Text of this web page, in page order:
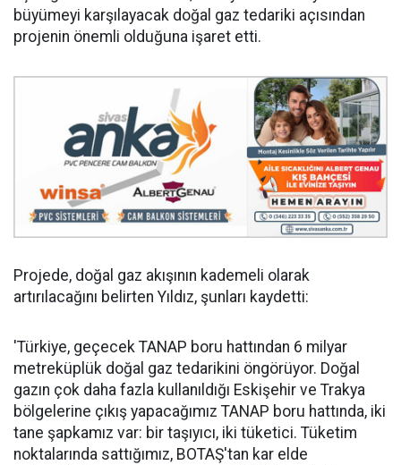
büyümeyi karşılayacak doğal gaz tedariki açısından
projenin önemli olduğuna işaret etti.
Projede, doğal gaz akışının kademeli olarak
artırılacağını belirten Yıldız, şunları kaydetti:
'Türkiye, geçecek TANAP boru hattından 6 milyar
metreküplük doğal gaz tedarikini öngörüyor. Doğal
gazın çok daha fazla kullanıldığı Eskişehir ve Trakya
bölgelerine çıkış yapacağımız TANAP boru hattında, iki
tane şapkamız var: bir taşıyıcı, iki tüketici. Tüketim
noktalarında sattığımız, BOTAŞ'tan kar elde